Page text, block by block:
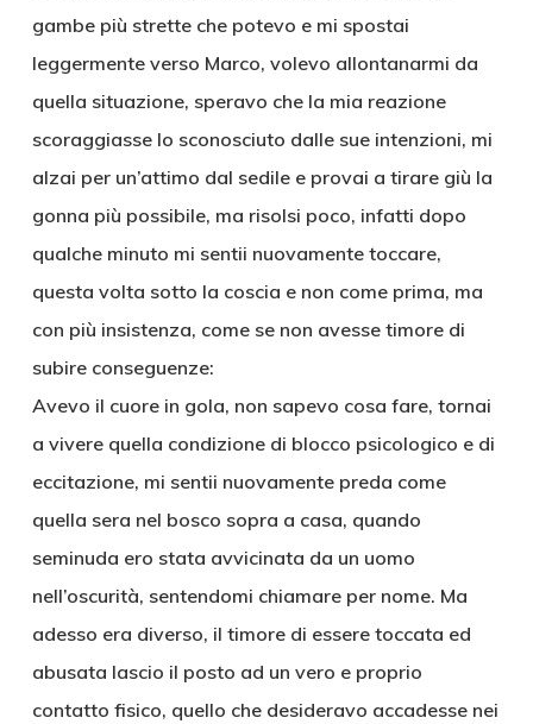
gambe più strette che potevo e mi spostai
leggermente verso Marco, volevo allontanarmi da
quella situazione, speravo che la mia reazione
scoraggiasse lo sconosciuto dalle sue intenzioni, mi
alzai per un’attimo dal sedile e provai a tirare giù la
gonna più possibile, ma risolsi poco, infatti dopo
qualche minuto mi sentii nuovamente toccare,
questa volta sotto la coscia e non come prima, ma
con più insistenza, come se non avesse timore di
subire conseguenze:
Avevo il cuore in gola, non sapevo cosa fare, tornai
a vivere quella condizione di blocco psicologico e di
eccitazione, mi sentii nuovamente preda come
quella sera nel bosco sopra a casa, quando
seminuda ero stata avvicinata da un uomo
nell’oscurità, sentendomi chiamare per nome. Ma
adesso era diverso, il timore di essere toccata ed
abusata lascio il posto ad un vero e proprio
contatto fisico, quello che desideravo accadesse nei